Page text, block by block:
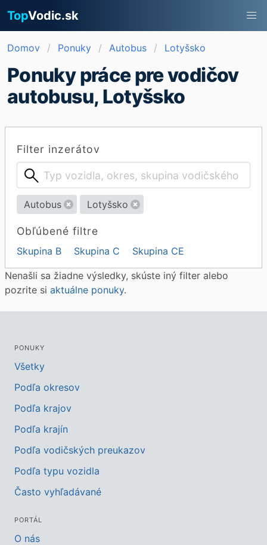
TopVodic.sk
Domov Ponuky Autobus Lotyšsko
Ponuky práce pre vodičov
autobusu, Lotyšsko
Filter inzerátov
Autobus Lotyšsko
Obľúbené filtre
Skupina B Skupina C Skupina CE
Nenašli sa žiadne výsledky, skúste iný filter alebo
pozrite si aktuálne ponuky.
PONUKY
Všetky
Podľa okresov
Podľa krajov
Podľa krajín
Podľa vodičských preukazov
Podľa typu vozidla
Často vyhľadávané
PORTÁL
O nás